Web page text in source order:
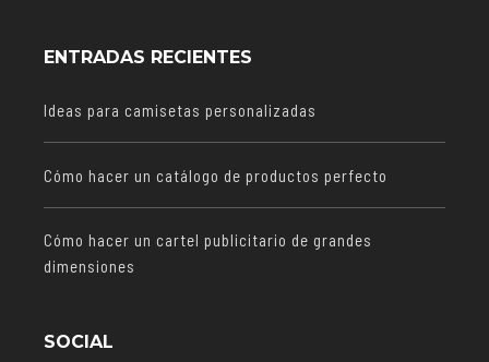
ENTRADAS RECIENTES
Ideas para camisetas personalizadas
Cómo hacer un catálogo de productos perfecto
Cómo hacer un cartel publicitario de grandes
dimensiones
SOCIAL